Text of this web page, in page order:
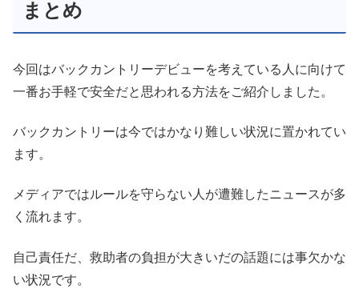
まとめ
今回はバックカントリーデビューを考えている人に向けて
一番お手軽で安全だと思われる方法をご紹介しました。
バックカントリーは今ではかなり難しい状況に置かれてい
ます。
メディアではルールを守らない人が遭難したニュースが多
く流れます。
自己責任だ、救助者の負担が大きいだの話題には事欠かな
い状況です。